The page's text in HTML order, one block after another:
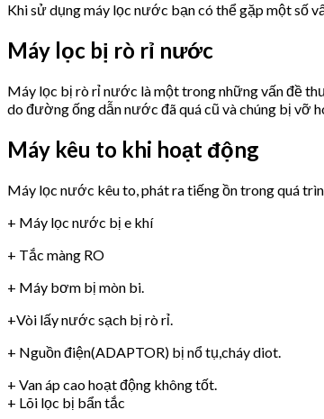
Khi sử dụng máy lọc nước bạn có thể gặp một số
Máy lọc bị rò rỉ nước
Máy lọc bị rò rỉ nước là một trong những vấn đề
do đường ống dẫn nước đã quá cũ và chúng bị vỡ
Máy kêu to khi hoạt động
Máy lọc nước kêu to, phát ra tiếng ồn trong quá
+ Máy lọc nước bị e khí
+ Tắc màng RO
+ Máy bơm bị mòn bi.
+Vòi lấy nước sạch bị rò rỉ.
+ Nguồn điện(ADAPTOR) bị nổ tụ,cháy diot.
+ Van áp cao hoạt động không tốt.
+ Lõi lọc bị bẩn tắc